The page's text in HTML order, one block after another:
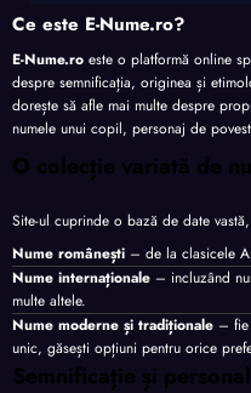
Ce este E-Nume.ro?
E-Nume.ro este o platformă online
despre semnificația, originea și
dorește să afle mai multe despre
numele unui copil, personaj de
O colecție variată de
Site-ul cuprinde o bază de date
Nume românești – de la clasicele
Nume internaționale – incluzând
multe altele.
Nume moderne și tradiționale – fie
unic, găsești opțiuni pentru orice
Semnificație și